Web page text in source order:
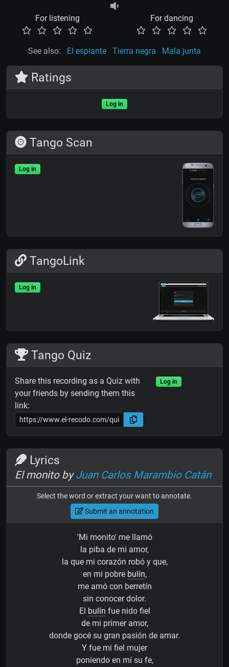
For listening For dancing
See also: El espiante Tierra negra Mala junta
Ratings
Log in
Tango Scan
Log in
TangoLink
Log in
Tango Quiz
Share this recording as a Quiz with
your friends by sending them this
link:
Log in
Lyrics
El monito byJuan Carlos Marambio Catán
Select the word or extract your want to annotate.
Submit an annotation
'Mi monito' me llamó
la piba de mi amor,
la que mi corazón robó y que,
en mi pobre bulín,
me amó con berretín
sin conocer dolor.
El bulín fue nido fiel
de mi primer amor,
donde gocé su gran pasión de amar.
Y fue mi fiel mujer
poniendo en mí su fe,